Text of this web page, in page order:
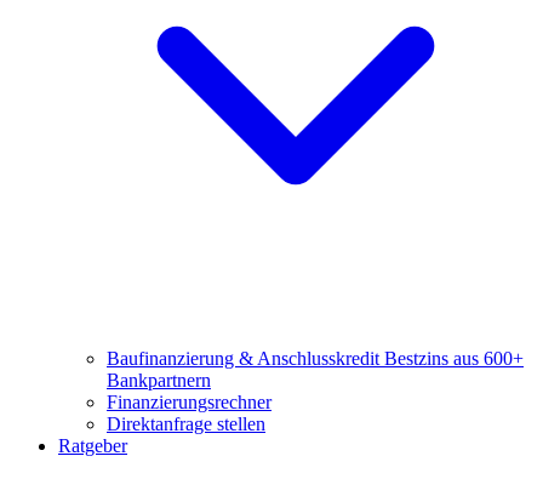
Baufinanzierung & Anschlusskredit Bestzins aus 600+
Bankpartnern
Finanzierungsrechner
Direktanfrage stellen
Ratgeber